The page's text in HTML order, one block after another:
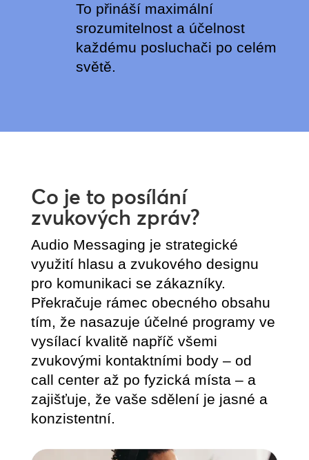
To přináší maximální
srozumitelnost a účelnost
každému posluchači po celém
světě.
Co je to posílání
zvukových zpráv?
Audio Messaging je strategické
využití hlasu a zvukového designu
pro komunikaci se zákazníky.
Překračuje rámec obecného obsahu
tím, že nasazuje účelné programy ve
vysílací kvalitě napříč všemi
zvukovými kontaktními body – od
call center až po fyzická místa – a
zajišťuje, že vaše sdělení je jasné a
konzistentní.